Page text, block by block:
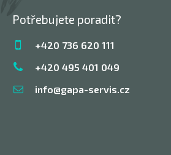
Potřebujete poradit?
+420 736 620 111
+420 495 401 049
info@gapa-servis.cz